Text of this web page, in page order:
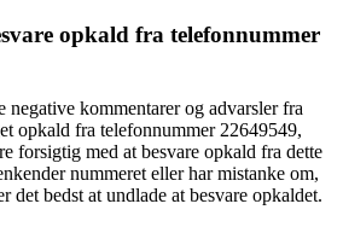
opkald fra telefonnummer
negative kommentarer og advarsler fra
opkald fra telefonnummer 22649549,
forsigtig med at besvare opkald fra dette
nummeret eller har mistanke om,
det bedst at undlade at besvare opkaldet.